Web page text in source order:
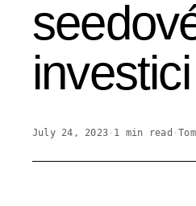
investici
July 24, 2023 · 1 min read ·